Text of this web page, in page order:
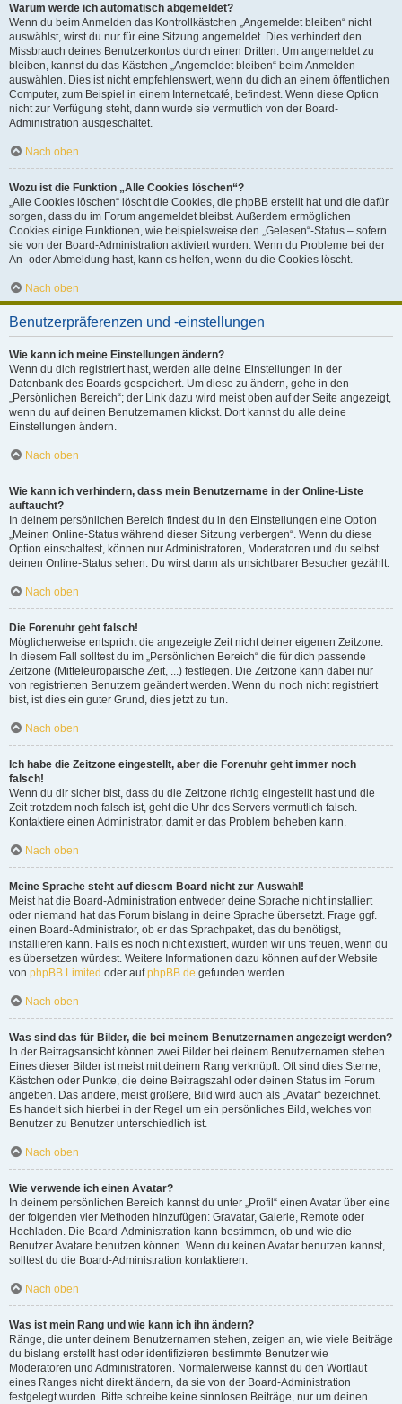
Warum werde ich automatisch abgemeldet?
Wenn du beim Anmelden das Kontrollkästchen „Angemeldet bleiben“ nicht
auswählst, wirst du nur für eine Sitzung angemeldet. Dies verhindert den
Missbrauch deines Benutzerkontos durch einen Dritten. Um angemeldet zu
bleiben, kannst du das Kästchen „Angemeldet bleiben“ beim Anmelden
auswählen. Dies ist nicht empfehlenswert, wenn du dich an einem öffentlichen
Computer, zum Beispiel in einem Internetcafé, befindest. Wenn diese Option
nicht zur Verfügung steht, dann wurde sie vermutlich von der Board-
Administration ausgeschaltet.
Nach oben
Wozu ist die Funktion „Alle Cookies löschen“?
„Alle Cookies löschen“ löscht die Cookies, die phpBB erstellt hat und die dafür
sorgen, dass du im Forum angemeldet bleibst. Außerdem ermöglichen
Cookies einige Funktionen, wie beispielsweise den „Gelesen“-Status – sofern
sie von der Board-Administration aktiviert wurden. Wenn du Probleme bei der
An- oder Abmeldung hast, kann es helfen, wenn du die Cookies löscht.
Nach oben
Benutzerpräferenzen und -einstellungen
Wie kann ich meine Einstellungen ändern?
Wenn du dich registriert hast, werden alle deine Einstellungen in der
Datenbank des Boards gespeichert. Um diese zu ändern, gehe in den
„Persönlichen Bereich“; der Link dazu wird meist oben auf der Seite angezeigt,
wenn du auf deinen Benutzernamen klickst. Dort kannst du alle deine
Einstellungen ändern.
Nach oben
Wie kann ich verhindern, dass mein Benutzername in der Online-Liste
auftaucht?
In deinem persönlichen Bereich findest du in den Einstellungen eine Option
„Meinen Online-Status während dieser Sitzung verbergen“. Wenn du diese
Option einschaltest, können nur Administratoren, Moderatoren und du selbst
deinen Online-Status sehen. Du wirst dann als unsichtbarer Besucher gezählt.
Nach oben
Die Forenuhr geht falsch!
Möglicherweise entspricht die angezeigte Zeit nicht deiner eigenen Zeitzone.
In diesem Fall solltest du im „Persönlichen Bereich“ die für dich passende
Zeitzone (Mitteleuropäische Zeit, ...) festlegen. Die Zeitzone kann dabei nur
von registrierten Benutzern geändert werden. Wenn du noch nicht registriert
bist, ist dies ein guter Grund, dies jetzt zu tun.
Nach oben
Ich habe die Zeitzone eingestellt, aber die Forenuhr geht immer noch
falsch!
Wenn du dir sicher bist, dass du die Zeitzone richtig eingestellt hast und die
Zeit trotzdem noch falsch ist, geht die Uhr des Servers vermutlich falsch.
Kontaktiere einen Administrator, damit er das Problem beheben kann.
Nach oben
Meine Sprache steht auf diesem Board nicht zur Auswahl!
Meist hat die Board-Administration entweder deine Sprache nicht installiert
oder niemand hat das Forum bislang in deine Sprache übersetzt. Frage ggf.
einen Board-Administrator, ob er das Sprachpaket, das du benötigst,
installieren kann. Falls es noch nicht existiert, würden wir uns freuen, wenn du
es übersetzen würdest. Weitere Informationen dazu können auf der Website
von phpBB Limited oder aufphpBB.de gefunden werden.
Nach oben
Was sind das für Bilder, die bei meinem Benutzernamen angezeigt werden?
In der Beitragsansicht können zwei Bilder bei deinem Benutzernamen stehen.
Eines dieser Bilder ist meist mit deinem Rang verknüpft: Oft sind dies Sterne,
Kästchen oder Punkte, die deine Beitragszahl oder deinen Status im Forum
angeben. Das andere, meist größere, Bild wird auch als „Avatar“ bezeichnet.
Es handelt sich hierbei in der Regel um ein persönliches Bild, welches von
Benutzer zu Benutzer unterschiedlich ist.
Nach oben
Wie verwende ich einen Avatar?
In deinem persönlichen Bereich kannst du unter „Profil“ einen Avatar über eine
der folgenden vier Methoden hinzufügen: Gravatar, Galerie, Remote oder
Hochladen. Die Board-Administration kann bestimmen, ob und wie die
Benutzer Avatare benutzen können. Wenn du keinen Avatar benutzen kannst,
solltest du die Board-Administration kontaktieren.
Nach oben
Was ist mein Rang und wie kann ich ihn ändern?
Ränge, die unter deinem Benutzernamen stehen, zeigen an, wie viele Beiträge
du bislang erstellt hast oder identifizieren bestimmte Benutzer wie
Moderatoren und Administratoren. Normalerweise kannst du den Wortlaut
eines Ranges nicht direkt ändern, da sie von der Board-Administration
festgelegt wurden. Bitte schreibe keine sinnlosen Beiträge, nur um deinen